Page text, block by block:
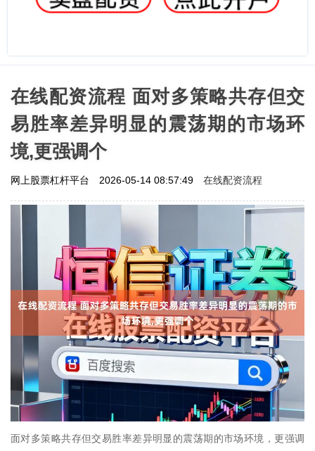
在线配资流程 面对多策略共存但交
易胜率差异明显的震荡期的市场环
境,更强调个
网上股票杠杆平台 2026-05-14 08:57:49 在线配资流程
面对多策略共存但交易胜率差异明显的震荡期的市场环境，更强调